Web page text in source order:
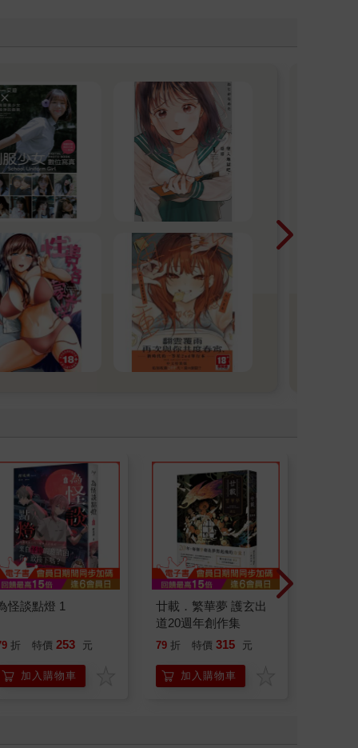
怪談點燈 1
折 特價 253 元
加入購物車
廿載．繁華夢 護玄出
道20週年創作集
79 折 特價 315 元
加入購物車